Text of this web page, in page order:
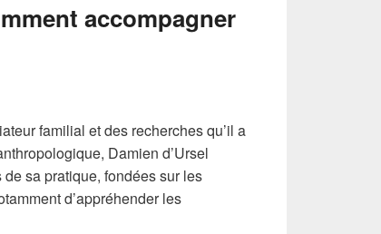
accompagner
familial et des recherches qu’il a
Damien d’Ursel
sa pratique, fondées sur les
d’appréhender les
et modernité s’entrechoquent, comment accompagner les